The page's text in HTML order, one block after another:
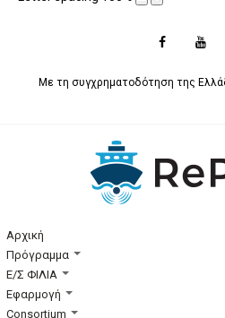
Με τη συγχρηματοδότηση της
Αρχική
Πρόγραμμα
Ε/Σ ΦΙΛΙΑ
Εφαρμογή
Consortium